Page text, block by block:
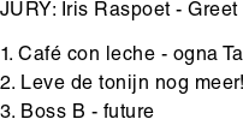
JURY: Iris Raspoet -
1. Café con leche - ogna
2. Leve de tonijn nog
3. Boss B - future